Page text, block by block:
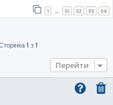
1 51 52 53 54
1 з 1
Перейти